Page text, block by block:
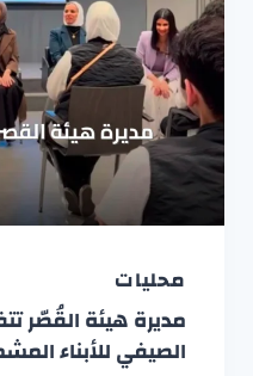
محليات
مديرة هيئة القُصّر
الصيفي للأبناء